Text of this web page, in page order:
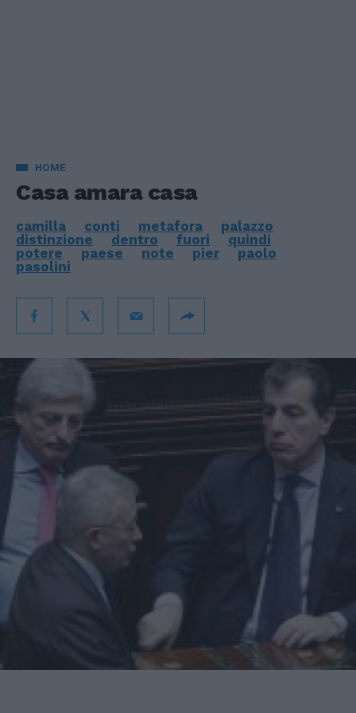
HOME
Casa amara casa
camilla conti metafora
palazzo
distinzione
dentro fuori
quindi
potere
paese note pier
paolo
pasolini